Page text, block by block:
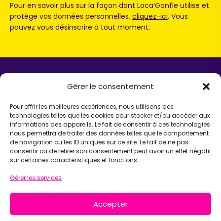
Gérer le consentement
Pour offrir les meilleures expériences, nous utilisons des
technologies telles que les cookies pour stocker et/ou accéder aux
informations des appareils. Le fait de consentir à ces technologies
nous permettra de traiter des données telles que le comportement
de navigation ou les ID uniques sur ce site. Le fait de ne pas
consentir ou de retirer son consentement peut avoir un effet négatif
sur certaines caractéristiques et fonctions.
Gérer les services
Accepter
Pour en savoir plus sur la façon dont Loca’Gonfle utilise et
protège vos données personnelles, cliquez-ici. Vous
pouvez vous désinscrire à tout moment.
LOCA'GONFLE UNIVERS
Location de structures gonflables
Parc Loca'Gonfle XXL Colmar
Parc Aqua'Gonfle
Karting ludo-éducatif
AIDE
Chatbot IA Maurice
Infos pratiques
INFORMATIONS